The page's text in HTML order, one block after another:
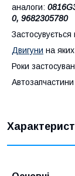
аналоги:
0, 9682305780
Застосувується
Двигуни на
Роки